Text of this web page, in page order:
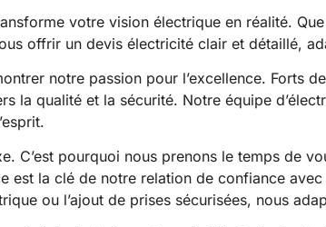
votre vision électrique en réalité.
offrir un devis électricité clair et détaillé,
notre passion pour l’excellence. Forts
la qualité et la sécurité. Notre équipe
C’est pourquoi nous prenons le temps de
la clé de notre relation de confiance
ou l’ajout de prises sécurisées, nous